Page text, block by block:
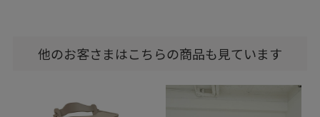
他のお客さまはこちらの商品も見ています